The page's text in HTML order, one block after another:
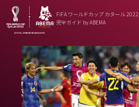
FIFA ワールドカップ カタール 2022
完全ガイド by ABEMA
ニュース
News
出場国